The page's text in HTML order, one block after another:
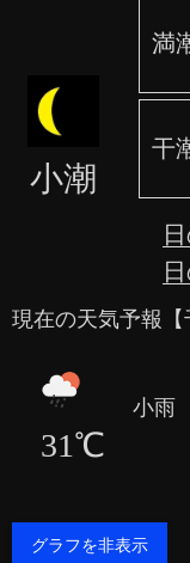
小潮
満
干
現在の天気予報【
31℃
小雨
グラフを非表示